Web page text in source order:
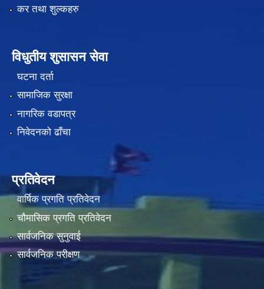
कर तथा शुल्कहरु
विधुतीय शुसासन सेवा
घटना दर्ता
सामाजिक सुरक्षा
नागरिक वडापत्र
निवेदनको ढाँचा
प्रतिवेदन
वार्षिक प्रगति प्रतिवेदन
चौमासिक प्रगति प्रतिवेदन
सार्वजनिक सुनुवाई
सार्वजनिक परीक्षण